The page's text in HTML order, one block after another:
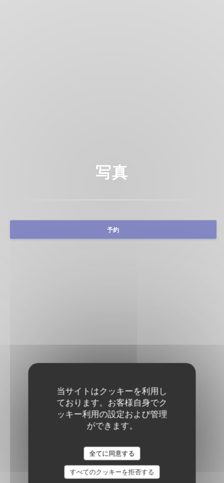
当サイトはクッキーを利用し
ております。お客様自身でク
ッキー利用の設定および管理
ができます。
全てに同意する
すべてのクッキーを拒否する
写真
予約